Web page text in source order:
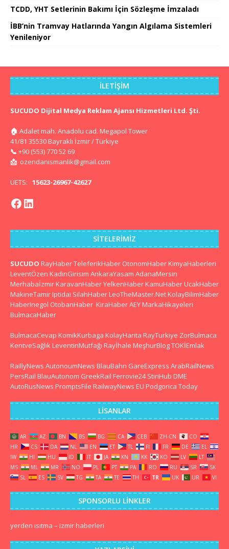
TCDD, YHT Setlerinin Bakımı İçin Sözleşme İmzaladı
İBB’nin Tramvay Hatlarında Yangın Algılama Sistemleri
Yenileniyor
İLETIŞIM
SUCUDO Dijital Medya Reklam Ajansı Hizmetleri Ltd. Şti.
🏠 Adalet mah. Anadolu cad. Megapol Tower
41/81 35530 Bayraklı İzmir / Türkiye
📞 +90 (553) 770 52 69
📩 ozendanismanlik@gmail.com
UETS: 15623-26967-42627
SITELERIMIZ
SUCUDO RayHaberTeleferikHaber OtonomHaber KimyaHaberleri
LeventÖzen KadinGirisim AnkaraYasam AdanaMersin
Merhabaİzmir KaravanHaberYelkenHaber KamuHaber UcakHaber
MakineTamir Iptidai SilahHaber LeoTheMaster.Net KolayBilimHaber
HaberInegol OtobanHaber KiraHaberAEY MarkaHikayeleri
BulmacaHaber
BulmacaCevap KomikKurbaga KolayHarita RayTurkiye ZorBulmaca
KentveSağlık LeventinMutfağı Rayİhale MeşhurBlogTOKİEmlak
RaillyNews AutonoumNews BlauBahn GareExpress ArabRailNews
PersRail BlauAutonom GreekRail Ferrovie24 StiriHub DME
AutoRusNews PromptsFile RailwayNews EU Podgorica Today
LISANLAR
AR AZ BN BS BG CA CEB ZH-CN
CO
HR
CS DA NL EN ET TL FI FR DE
EL
IW
HI HU ID IT JA KN KK KO LV
LT
MS
ML MR NO PL PT PA RO RU SR
SK
SL
ES SV TG TA TE TH TR UK UR VI
SPONSORLU LINKLER
yerden ısıtma – izmir haberleri